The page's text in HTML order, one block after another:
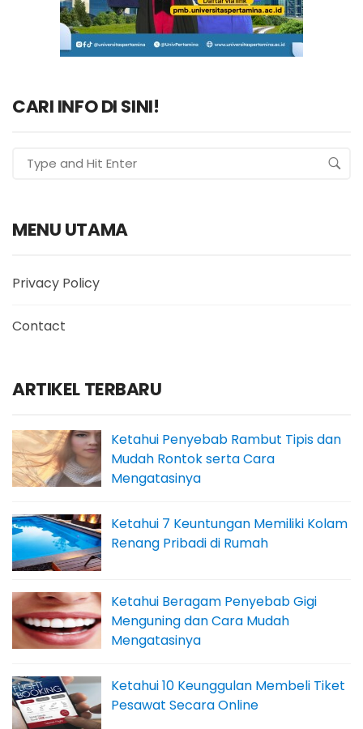
CARI INFO DI SINI!
MENU UTAMA
Privacy Policy
Contact
ARTIKEL TERBARU
Ketahui Penyebab Rambut Tipis dan
Mudah Rontok serta Cara
Mengatasinya
Ketahui 7 Keuntungan Memiliki Kolam
Renang Pribadi di Rumah
Ketahui Beragam Penyebab Gigi
Menguning dan Cara Mudah
Mengatasinya
Ketahui 10 Keunggulan Membeli Tiket
Pesawat Secara Online